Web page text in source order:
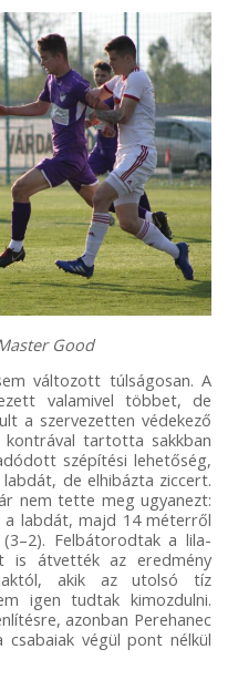
Good
változott túlságosan. A
valamivel többet, de
a szervezetten védekező
kontrával tartotta sakkban
szépítési lehetőség,
de elhibázta ziccert.
nem tette meg ugyanezt:
labdát, majd 14 méterről
Felbátorodtak a lila-
is átvették az eredmény
akik az utolsó tíz
igen tudtak kimozdulni.
azonban Perehanec
végül pont nélkül